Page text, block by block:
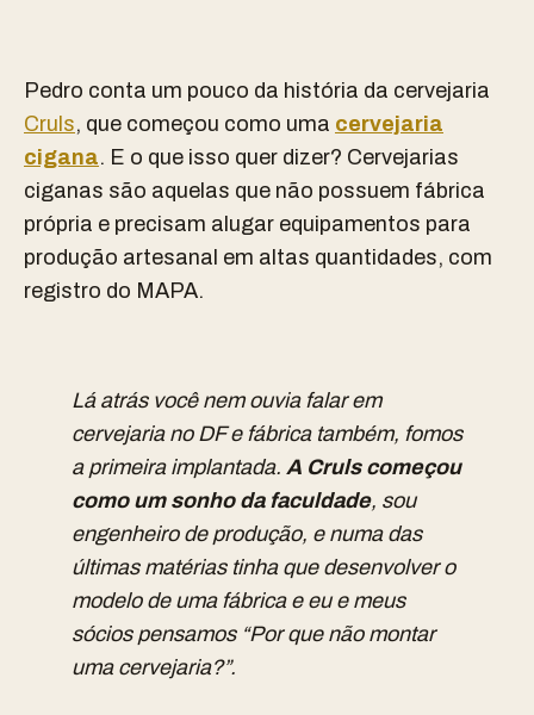
Pedro conta um pouco da história da cervejaria
Cruls, que começou como uma cervejaria
cigana. E o que isso quer dizer? Cervejarias
ciganas são aquelas que não possuem fábrica
própria e precisam alugar equipamentos para
produção artesanal em altas quantidades, com
registro do MAPA.
Lá atrás você nem ouvia falar em
cervejaria no DF e fábrica também, fomos
a primeira implantada. A Cruls começou
como um sonho da faculdade, sou
engenheiro de produção, e numa das
últimas matérias tinha que desenvolver o
modelo de uma fábrica e eu e meus
sócios pensamos “Por que não montar
uma cervejaria?”.